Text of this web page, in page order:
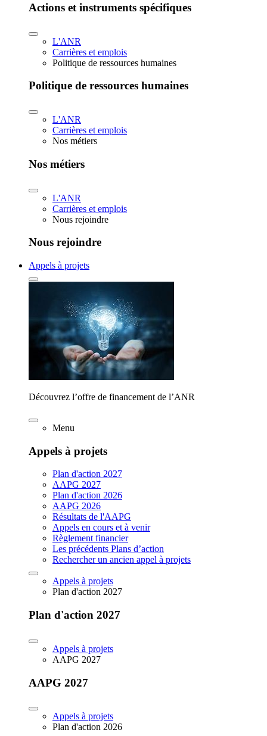
Actions et instruments spécifiques
L'ANR
Carrières et emplois
Politique de ressources humaines
Politique de ressources humaines
L'ANR
Carrières et emplois
Nos métiers
Nos métiers
L'ANR
Carrières et emplois
Nous rejoindre
Nous rejoindre
Appels à projets
Découvrez l’offre de financement de l’ANR
Menu
Appels à projets
Plan d'action 2027
AAPG 2027
Plan d'action 2026
AAPG 2026
Résultats de l'AAPG
Appels en cours et à venir
Règlement financier
Les précédents Plans d’action
Rechercher un ancien appel à projets
Appels à projets
Plan d'action 2027
Plan d'action 2027
Appels à projets
AAPG 2027
AAPG 2027
Appels à projets
Plan d'action 2026